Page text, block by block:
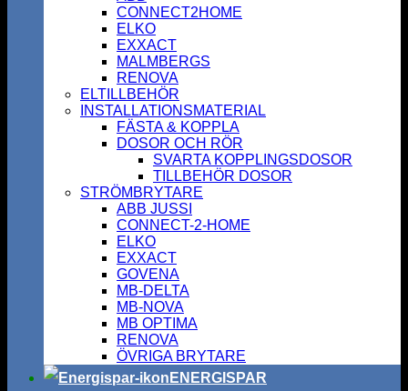
CONNECT2HOME
ELKO
EXXACT
MALMBERGS
RENOVA
ELTILLBEHÖR
INSTALLATIONSMATERIAL
FÄSTA & KOPPLA
DOSOR OCH RÖR
SVARTA KOPPLINGSDOSOR
TILLBEHÖR DOSOR
STRÖMBRYTARE
ABB JUSSI
CONNECT-2-HOME
ELKO
EXXACT
GOVENA
MB-DELTA
MB-NOVA
MB OPTIMA
RENOVA
ÖVRIGA BRYTARE
ENERGISPAR